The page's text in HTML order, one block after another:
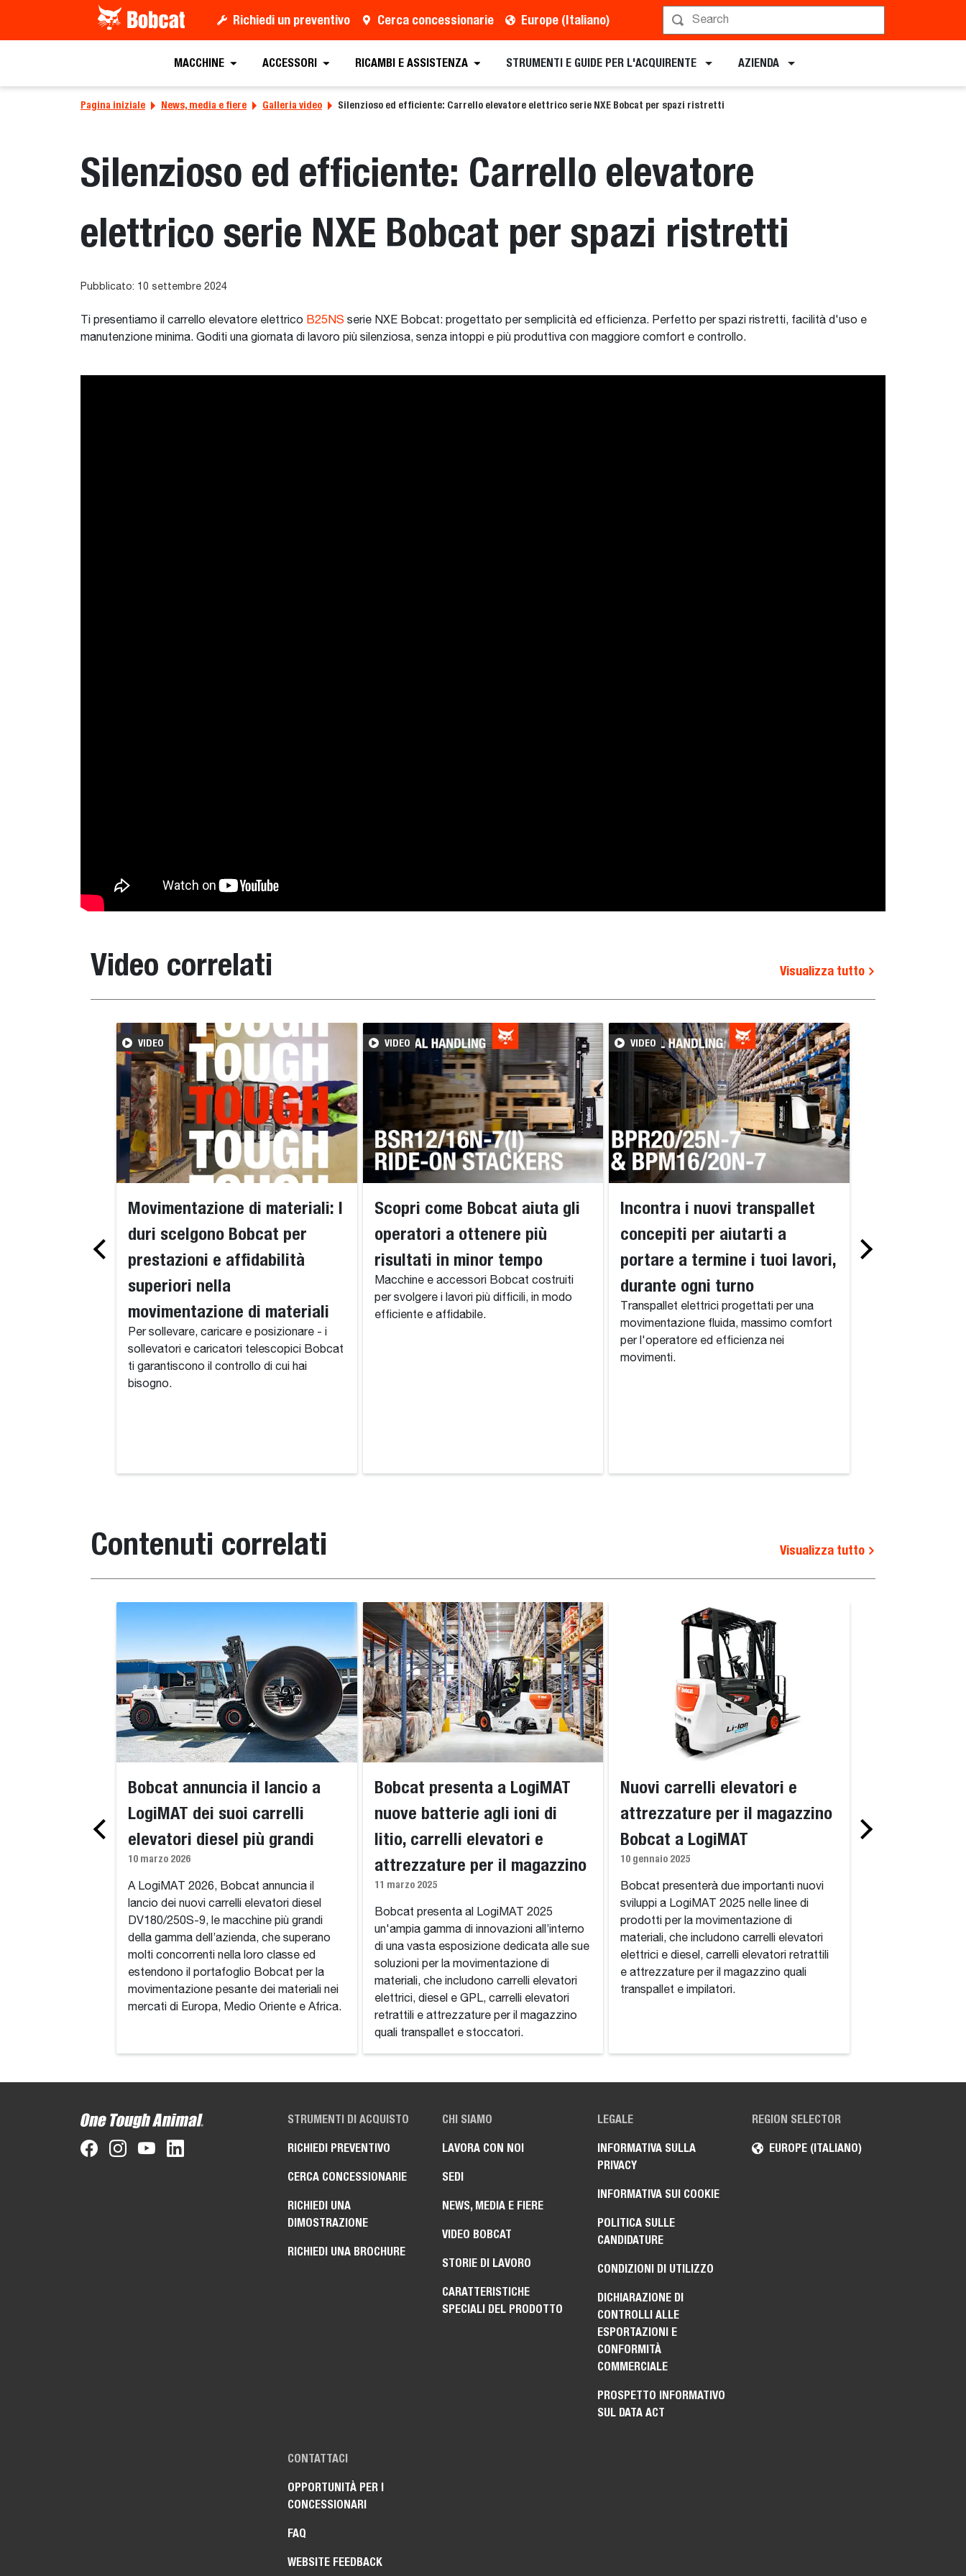
Richiedi un preventivo Cerca concessionarie Europe (Italiano)
MACCHINE ACCESSORI RICAMBI E ASSISTENZA STRUMENTI E GUIDE PER L'ACQUIRENTE AZIENDA
Pagina iniziale News, media e fiere Galleria video Silenzioso ed efficiente: Carrello elevatore elettrico serie NXE Bobcat per spazi ristretti
Silenzioso ed efficiente: Carrello elevatore
elettrico serie NXE Bobcat per spazi ristretti
Pubblicato: 10 settembre 2024
Ti presentiamo il carrello elevatore elettrico B25NS serie NXE Bobcat: progettato per semplicità ed efficienza. Perfetto per spazi ristretti, facilità d'uso e
manutenzione minima. Goditi una giornata di lavoro più silenziosa, senza intoppi e più produttiva con maggiore comfort e controllo.
Video correlati Visualizza tutto
VIDEO
Movimentazione di materiali: I
duri scelgono Bobcat per
prestazioni e affidabilità
superiori nella
movimentazione di materiali
Per sollevare, caricare e posizionare - i
sollevatori e caricatori telescopici Bobcat
ti garantiscono il controllo di cui hai
bisogno.
VIDEO
Scopri come Bobcat aiuta gli
operatori a ottenere più
risultati in minor tempo
Macchine e accessori Bobcat costruiti
per svolgere i lavori più difficili, in modo
efficiente e affidabile.
VIDEO
Incontra i nuovi transpallet
concepiti per aiutarti a
portare a termine i tuoi lavori,
durante ogni turno
Transpallet elettrici progettati per una
movimentazione fluida, massimo comfort
per l'operatore ed efficienza nei
movimenti.
elettrici
Contenuti correlati Visualizza tutto
Bobcat annuncia il lancio a
LogiMAT dei suoi carrelli
elevatori diesel più grandi
10 marzo 2026
A LogiMAT 2026, Bobcat annuncia il
lancio dei nuovi carrelli elevatori diesel
DV180/250S-9, le macchine più grandi
della gamma dell’azienda, che superano
molti concorrenti nella loro classe ed
estendono il portafoglio Bobcat per la
movimentazione pesante dei materiali nei
mercati di Europa, Medio Oriente e Africa.
Bobcat presenta a LogiMAT
nuove batterie agli ioni di
litio, carrelli elevatori e
attrezzature per il magazzino
11 marzo 2025
Bobcat presenta al LogiMAT 2025
un'ampia gamma di innovazioni all’interno
di una vasta esposizione dedicata alle sue
soluzioni per la movimentazione di
materiali, che includono carrelli elevatori
elettrici, diesel e GPL, carrelli elevatori
retrattili e attrezzature per il magazzino
quali transpallet e stoccatori.
Nuovi carrelli elevatori e
attrezzature per il magazzino
Bobcat a LogiMAT
10 gennaio 2025
Bobcat presenterà due importanti nuovi
sviluppi a LogiMAT 2025 nelle linee di
prodotti per la movimentazione di
materiali, che includono carrelli elevatori
elettrici e diesel, carrelli elevatori retrattili
e attrezzature per il magazzino quali
transpallet e impilatori.
REGION SELECTOR
EUROPE (ITALIANO)
STRUMENTI DI ACQUISTO
RICHIEDI PREVENTIVO
CERCA CONCESSIONARIE
RICHIEDI UNA
DIMOSTRAZIONE
RICHIEDI UNA BROCHURE
CHI SIAMO
LAVORA CON NOI
SEDI
NEWS, MEDIA E FIERE
VIDEO BOBCAT
STORIE DI LAVORO
CARATTERISTICHE
SPECIALI DEL PRODOTTO
LEGALE
INFORMATIVA SULLA
PRIVACY
INFORMATIVA SUI COOKIE
POLITICA SULLE
CANDIDATURE
CONDIZIONI DI UTILIZZO
DICHIARAZIONE DI
CONTROLLI ALLE
ESPORTAZIONI E
CONFORMITÀ
COMMERCIALE
PROSPETTO INFORMATIVO
SUL DATA ACT
CONTATTACI
OPPORTUNITÀ PER I
CONCESSIONARI
FAQ
WEBSITE FEEDBACK